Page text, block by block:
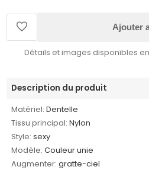
Ajouter
Détails et images disponibles
Description du produit
Matériel: Dentelle
Tissu principal: Nylon
Style: sexy
Modèle: Couleur unie
Augmenter: gratte-ciel